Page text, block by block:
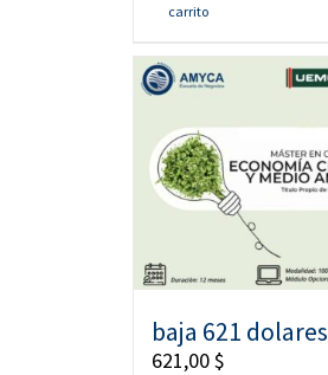
carrito
baja 621 dolares
621,00$